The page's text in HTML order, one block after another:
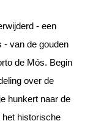
- een
- van de gouden
de Mós. Begin
over de
hunkert naar de
historische